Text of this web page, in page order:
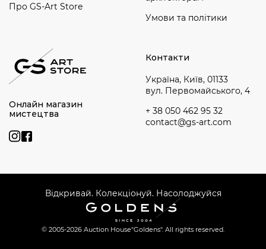
Онлайн магазин
мистецтва
Контакти
Україна, Київ, 01133
вул. Первомайського, 4
+ 38 050 462 95 32
contact@gs-art.com
Про GS-Art Store
Умови та політики
© 2005-2026 Auction House"Goldens". All rights reserved.
Відкривай. Колекціонуй. Насолоджуйся